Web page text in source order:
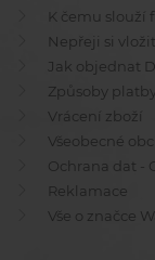
K čemu slouží
Nepřeji si
Jak objednat
Způsoby
Vrácení zboží
Všeobecné
Ochrana dat -
Reklamace
Vše o značce